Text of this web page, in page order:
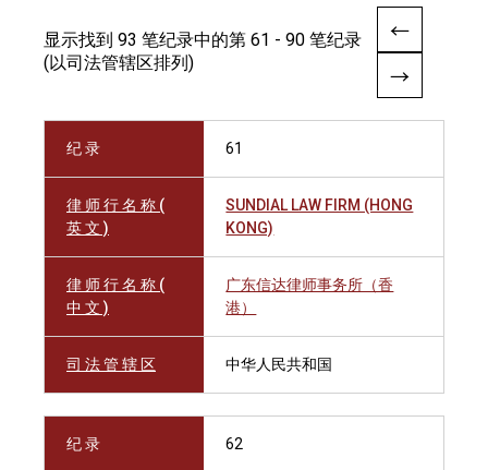
显示找到 93 笔纪录中的第 61 - 90 笔纪录
(以司法管辖区排列)
纪 录 61
律 师 行 名 称 (
英 文 )
SUNDIAL LAW FIRM (HONG
KONG)
律 师 行 名 称 (
中 文 )
广东信达律师事务所（香
港）
司 法 管 辖 区 中华人民共和国
纪 录 62